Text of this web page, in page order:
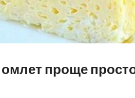
проще